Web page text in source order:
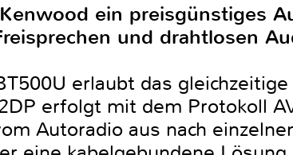
ein preisgünstiges
und drahtlosen
erlaubt das
erfolgt mit dem Protokoll
Autoradio aus nach